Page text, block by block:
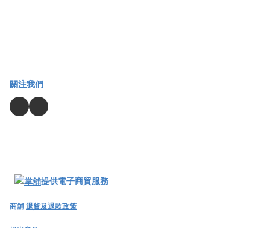
關注我們
提供電子商貿服務
商舖退貨及退款政策